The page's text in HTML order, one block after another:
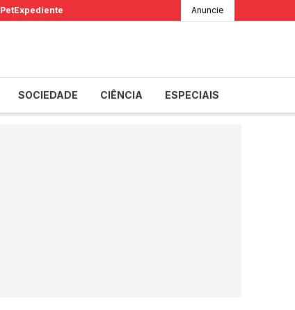
PetExpediente Anuncie
SOCIEDADE CIÊNCIA ESPECIAIS